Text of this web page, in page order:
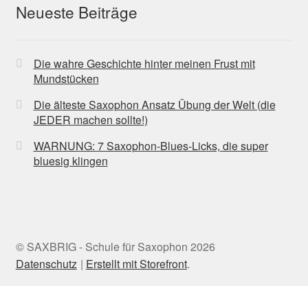
Neueste Beiträge
Die wahre Geschichte hinter meinen Frust mit
Mundstücken
Die älteste Saxophon Ansatz Übung der Welt (die
JEDER machen sollte!)
WARNUNG: 7 Saxophon-Blues-Licks, die super
bluesig klingen
© SAXBRIG - Schule für Saxophon 2026
Datenschutz
Erstellt mit Storefront.